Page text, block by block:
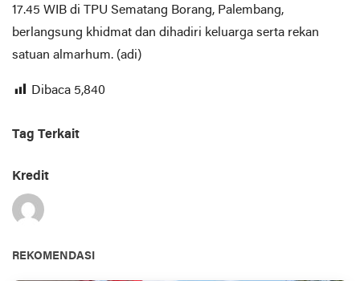
17.45 WIB di TPU Sematang Borang, Palembang,
berlangsung khidmat dan dihadiri keluarga serta rekan
satuan almarhum. (adi)
Dibaca 5,840
Tag Terkait
Kredit
REKOMENDASI